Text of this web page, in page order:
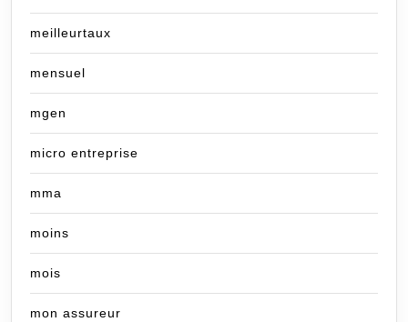
meilleurtaux
mensuel
mgen
micro entreprise
mma
moins
mois
mon assureur